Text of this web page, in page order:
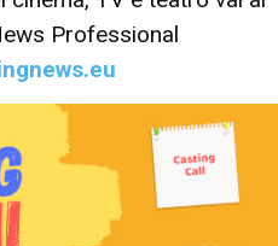
Professional